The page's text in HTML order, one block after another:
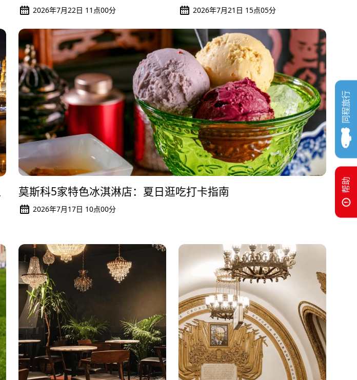
2026年7月22日 11点00分 2026年7月21日 15点05分
莫斯科5家特色冰淇淋店：夏日逛吃打卡指南
2026年7月17日 10点00分
帮助
同程旅行